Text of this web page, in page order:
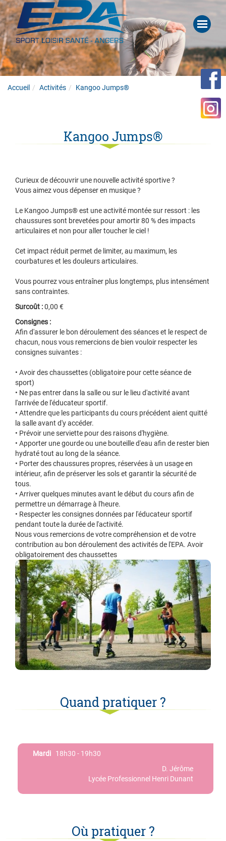
Accueil Activités Kangoo Jumps®
Kangoo Jumps®
Curieux de découvrir une nouvelle activité sportive ?
Vous aimez vous dépenser en musique ?
Le Kangoo Jumps® est une activité montée sur ressort : les
chaussures sont brevetées pour amortir 80 % des impacts
articulaires et non pour aller toucher le ciel !
Cet impact réduit permet de limiter, au maximum, les
courbatures et les douleurs articulaires.
Vous pourrez vous entraîner plus longtemps, plus intensément
sans contraintes.
Surcoût :0,00 €
Consignes :
Afin d'assurer le bon déroulement des séances et le respect de
chacun, nous vous remercions de bien vouloir respecter les
consignes suivantes :
• Avoir des chaussettes (obligatoire pour cette séance de
sport)
• Ne pas entrer dans la salle ou sur le lieu d'activité avant
l'arrivée de l'éducateur sportif.
• Attendre que les participants du cours précédent aient quitté
la salle avant d'y accéder.
• Prévoir une serviette pour des raisons d'hygiène.
• Apporter une gourde ou une bouteille d'eau afin de rester bien
hydraté tout au long de la séance.
• Porter des chaussures propres, réservées à un usage en
intérieur, afin de préserver les sols et garantir la sécurité de
tous.
• Arriver quelques minutes avant le début du cours afin de
permettre un démarrage à l'heure.
• Respecter les consignes données par l'éducateur sportif
pendant toute la durée de l'activité.
Nous vous remercions de votre compréhension et de votre
contribution au bon déroulement des activités de l'EPA. Avoir
obligatoirement des chaussettes
Quand pratiquer ?
Mardi 18h30 - 19h30
D. Jérôme
Lycée Professionnel Henri Dunant
Où pratiquer ?